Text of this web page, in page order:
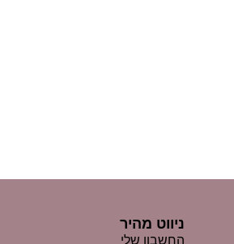
ניווט מהיר
החשבון שלי